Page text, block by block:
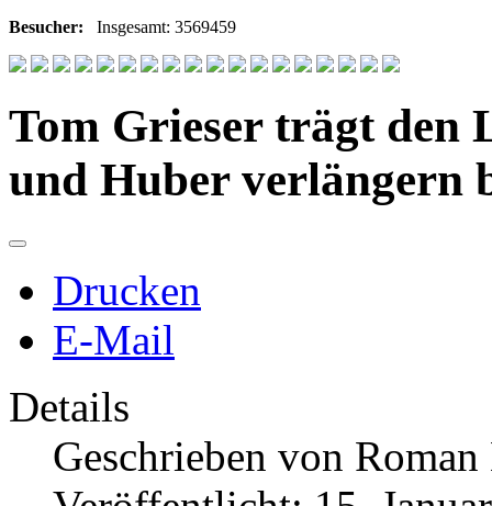
Besucher: Insgesamt: 3569459
Tom Grieser trägt den
und Huber verlängern
Drucken
E-Mail
Details
Geschrieben von